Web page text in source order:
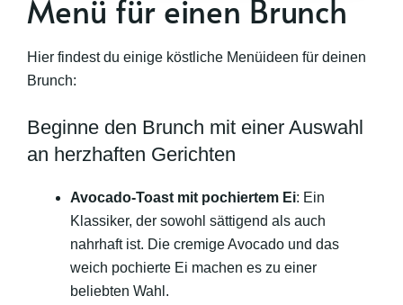
Menü für einen Brunch
Hier findest du einige köstliche Menüideen für deinen
Brunch:
Beginne den Brunch mit einer Auswahl
an herzhaften Gerichten
Avocado-Toast mit pochiertem Ei: Ein
Klassiker, der sowohl sättigend als auch
nahrhaft ist. Die cremige Avocado und das
weich pochierte Ei machen es zu einer
beliebten Wahl.